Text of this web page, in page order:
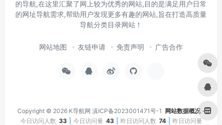
的导航,在这里汇聚了网上较为优秀的网站,目的是满足用户日常
的网址导航需求,帮助用户发现更多有趣的网站,旨在打造高质量
导航分类目录网站！
网站地图 友链申请 免责声明 广告合作
Copyright © 2026 K导航网 滇ICP备2023001471号-1 网站数据概况 -
今日访问人数 33 今日访问量 43 昨日访问人数 74 昨日访问量